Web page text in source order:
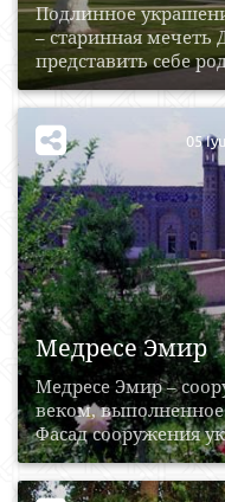
Подлинное
– старинная
представить себе
Медресе Эмир
Медресе Эмир –
веком, выполненное
Фасад сооружения
05